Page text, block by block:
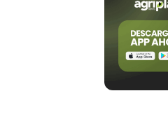
En cuanto a la
serán de las provincias
Zamora, Palencia,
León, Madrid,